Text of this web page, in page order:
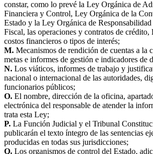
constar, como lo prevé la Ley Orgánica de
Financiera y Control, Ley Orgánica de la
Estado y la Ley Orgánica de Responsabilidad
Fiscal, las operaciones y contratos de crédito,
costos financieros o tipos de interés;
M. Mecanismos de rendición de cuentas a la
metas e informes de gestión e indicadores de
N. Los viáticos, informes de trabajo y
nacional o internacional de las autoridades,
funcionarios públicos;
O. El nombre, dirección de la oficina,
electrónica del responsable de atender la
trata esta Ley;
P. La Función Judicial y el Tribunal
publicarán el texto íntegro de las sentencias
producidas en todas sus jurisdicciones;
Q. Los organismos de control del Estado,